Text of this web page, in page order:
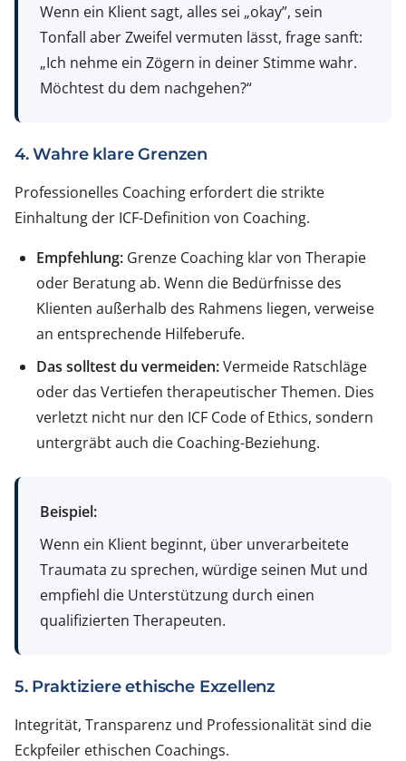
Wenn ein Klient sagt, alles sei „okay”, sein
Tonfall aber Zweifel vermuten lässt, frage sanft:
„Ich nehme ein Zögern in deiner Stimme wahr.
Möchtest du dem nachgehen?“
4. Wahre klare Grenzen
Professionelles Coaching erfordert die strikte
Einhaltung der ICF-Definition von Coaching.
Empfehlung: Grenze Coaching klar von Therapie
oder Beratung ab. Wenn die Bedürfnisse des
Klienten außerhalb des Rahmens liegen, verweise
an entsprechende Hilfeberufe.
Das solltest du vermeiden:Vermeide Ratschläge
oder das Vertiefen therapeutischer Themen. Dies
verletzt nicht nur den ICF Code of Ethics, sondern
untergräbt auch die Coaching-Beziehung.
Beispiel:
Wenn ein Klient beginnt, über unverarbeitete
Traumata zu sprechen, würdige seinen Mut und
empfiehl die Unterstützung durch einen
qualifizierten Therapeuten.
5. Praktiziere ethische Exzellenz
Integrität, Transparenz und Professionalität sind die
Eckpfeiler ethischen Coachings.